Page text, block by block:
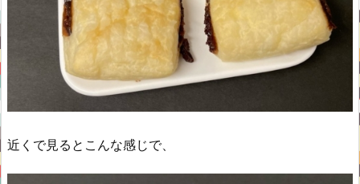
近くで見るとこんな感じで、